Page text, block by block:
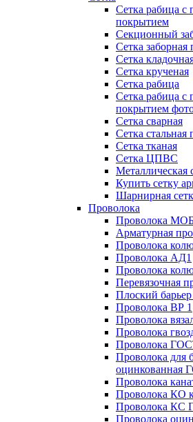
Сетка рабица
покрытием
Секционный
Сетка заборная
Сетка
Сетка крученая
Сетка рабица
Сетка рабица
покрытием
Сетка сварная
Сетка стальная
Сетка тканая
Сетка ЦПВС
Металлическая
Купить сетку
Шарнирная
Проволока
Проволока
Арматурная
Проволока
Проволока АД1
Проволока
Перевязочная
Плоский барьер
Проволока ВР 1
Проволока
Проволока
Проволока
Проволока для
оцинкованная
Проволока
Проволока КО
Проволока КС
Проволока